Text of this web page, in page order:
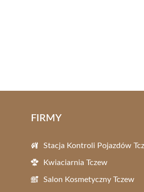
FIRMY
Stacja Kontroli Pojazdów
Kwiaciarnia Tczew
Salon Kosmetyczny Tczew